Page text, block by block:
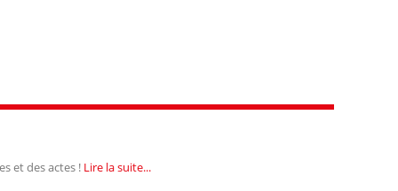
et des actes ! Lire la suite...